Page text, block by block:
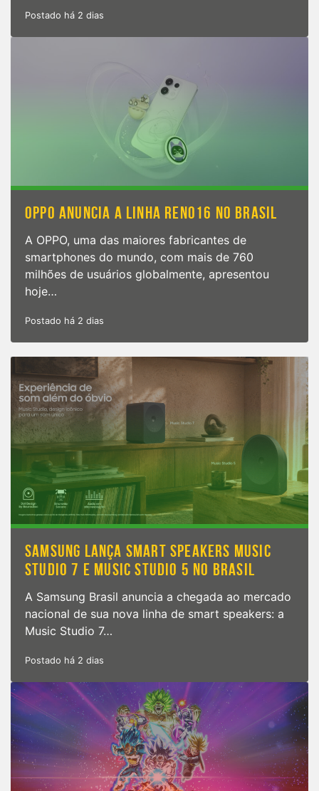
Postado há 2 dias
OPPO ANUNCIA A LINHA RENO16 NO BRASIL
A OPPO, uma das maiores fabricantes de
smartphones do mundo, com mais de 760
milhões de usuários globalmente, apresentou
hoje…
Postado há 2 dias
SAMSUNG LANÇA SMART SPEAKERS MUSIC
STUDIO 7 E MUSIC STUDIO 5 NO BRASIL
A Samsung Brasil anuncia a chegada ao mercado
nacional de sua nova linha de smart speakers: a
Music Studio 7…
Postado há 2 dias